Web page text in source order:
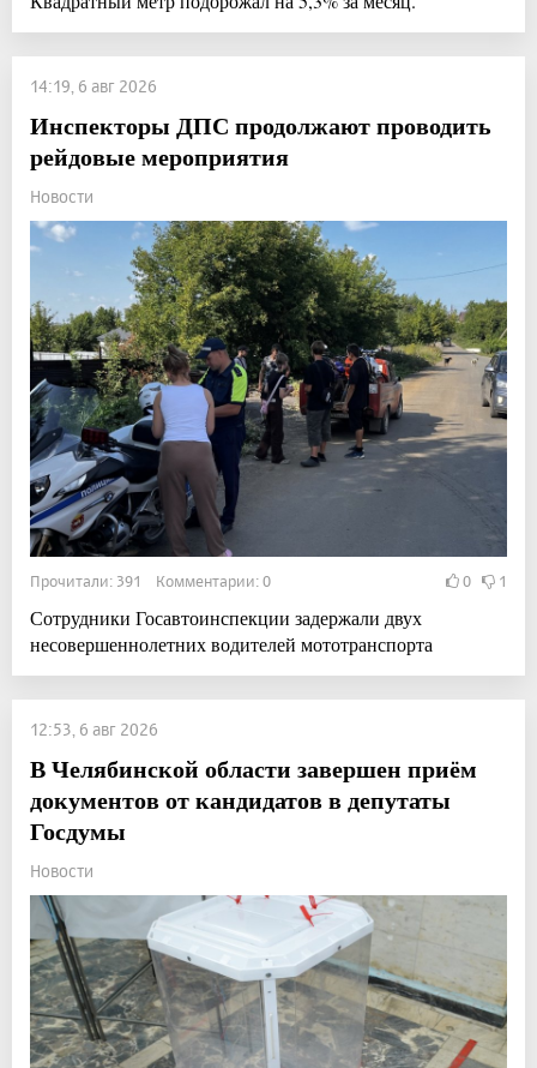
14:19, 6 авг 2026
Инспекторы ДПС продолжают проводить
рейдовые мероприятия
Новости
Прочитали: 391 Комментарии: 0 0 1
Сотрудники Госавтоинспекции задержали двух
несовершеннолетних водителей мототранспорта
12:53, 6 авг 2026
В Челябинской области завершен приём
документов от кандидатов в депутаты
Госдумы
Новости